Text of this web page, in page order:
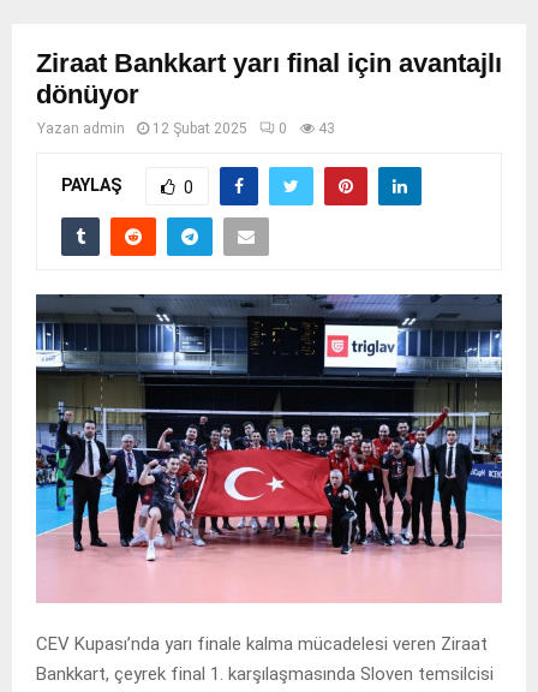
Ziraat Bankkart yarı final için avantajlı
dönüyor
Yazan admin 12 Şubat 2025 0 43
PAYLAŞ 0
CEV Kupası’nda yarı finale kalma mücadelesi veren Ziraat
Bankkart, çeyrek final 1. karşılaşmasında Sloven temsilcisi